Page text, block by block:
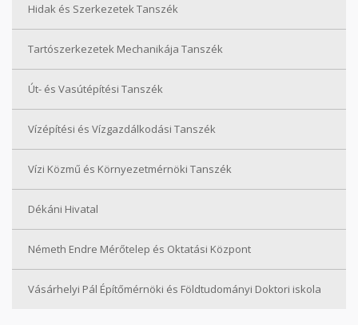
Hidak és Szerkezetek Tanszék
Tartószerkezetek Mechanikája Tanszék
Út- és Vasútépítési Tanszék
Vízépítési és Vízgazdálkodási Tanszék
Vízi Közmű és Környezetmérnöki Tanszék
Dékáni Hivatal
Németh Endre Mérőtelep és Oktatási Központ
Vásárhelyi Pál Építőmérnöki és Földtudományi Doktori iskola